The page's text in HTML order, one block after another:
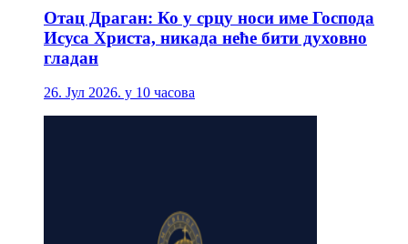
Отац Драган: Ко у срцу носи име Господа
Исуса Христа, никада неће бити духовно
гладан
26. Јул 2026. у 10 часова